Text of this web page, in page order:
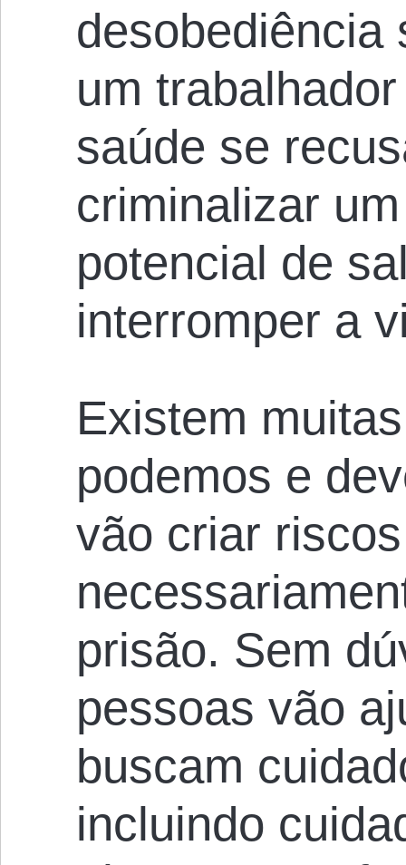
um
saúde se
criminalizar
potencial de
interromper a
Existem
podemos e
vão criar
prisão. Sem
pessoas vão
buscam
incluindo